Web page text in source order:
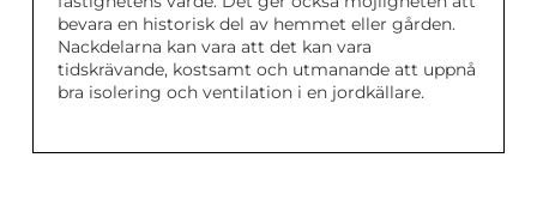
bevara en historisk del av hemmet eller gården.
Nackdelarna kan vara att det kan vara
tidskrävande, kostsamt och utmanande att uppnå
bra isolering och ventilation i en jordkällare.